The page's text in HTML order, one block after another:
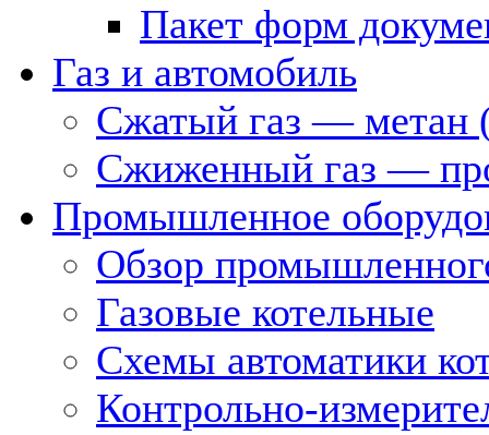
Пакет форм
Газ и автомобиль
Сжатый газ — метан
Сжиженный газ —
Промышленное
Обзор
Газовые котельные
Схемы автоматики
Контрольно-